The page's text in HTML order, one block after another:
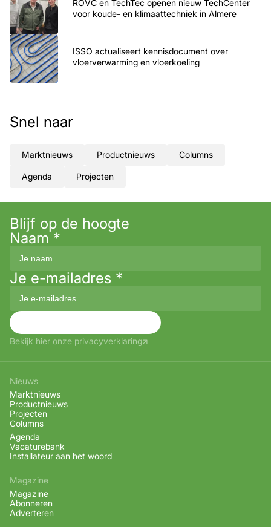
ROVC en TechTec openen nieuw TechCenter
voor koude- en klimaattechniek in Almere
ISSO actualiseert kennisdocument over
vloerverwarming en vloerkoeling
Snel naar
Marktnieuws Productnieuws Columns
Agenda Projecten
Blijf op de hoogte
Naam *
Je e-mailadres *
Bekijk hier onze privacyverklaring
Nieuws
Marktnieuws
Productnieuws
Projecten
Columns
Agenda
Vacaturebank
Installateur aan het woord
Magazine
Magazine
Abonneren
Adverteren